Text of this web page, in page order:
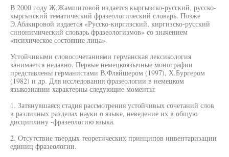
В 2000 году Ж.Жамшитовой издается кыргызско-русский, русско-
кыргызский тематический фразеологический словарь. Позже
Э.Абакировой издается «Русско-киргизский, киргизско-русский
синонимический словарь фразеологизмов» со значением
«психическое состояние лица».
Устойчивыми словосочетаниями германская лексикология
занимается недавно. Первые немецкоязычные монографии
представлены германистами В.Фляйшером (1997), Х.Бургером
(1982) и др. Для исследования фразеологии в немецком
языкознании характерны следующие моменты:
1. Затянувшаяся стадия рассмотрения устойчивых сочетаний слов
в различных разделах науки о языке, неведение их в общую
дисциплину -фразеологию языка.
2. Отсутствие твердых теоретических принципов инвентаризации
единиц фразеологии.